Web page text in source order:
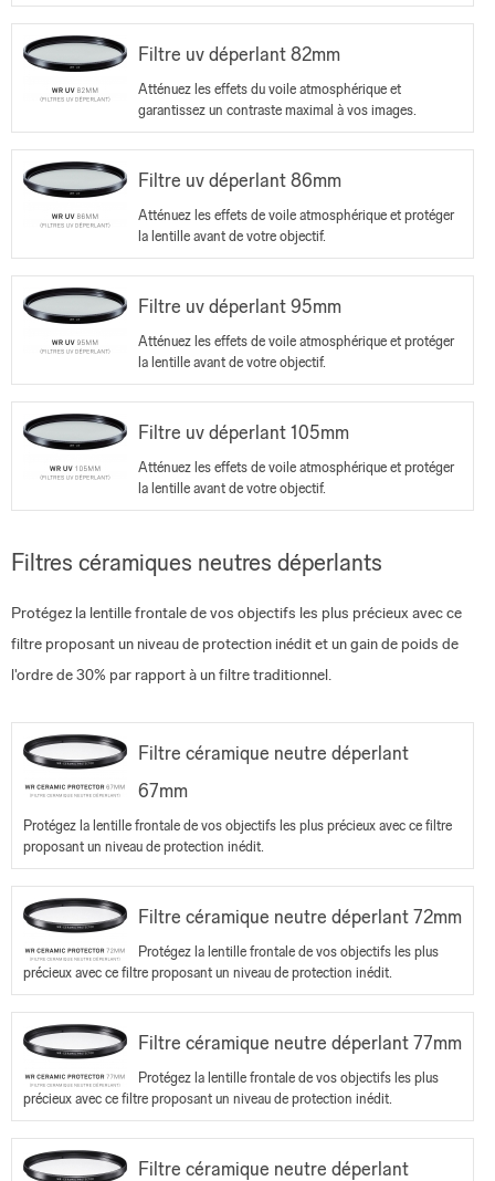
Filtre uv déperlant 82mm
Atténuez les effets du voile atmosphérique et
garantissez un contraste maximal à vos images.
Filtre uv déperlant 86mm
Atténuez les effets de voile atmosphérique et protéger
la lentille avant de votre objectif.
Filtre uv déperlant 95mm
Atténuez les effets de voile atmosphérique et protéger
la lentille avant de votre objectif.
Filtre uv déperlant 105mm
Atténuez les effets de voile atmosphérique et protéger
la lentille avant de votre objectif.
Filtres céramiques neutres déperlants
Protégez la lentille frontale de vos objectifs les plus précieux avec ce
filtre proposant un niveau de protection inédit et un gain de poids de
l'ordre de 30% par rapport à un filtre traditionnel.
Filtre céramique neutre déperlant
67mm
Protégez la lentille frontale de vos objectifs les plus précieux avec ce filtre
proposant un niveau de protection inédit.
Filtre céramique neutre déperlant 72mm
Protégez la lentille frontale de vos objectifs les plus
précieux avec ce filtre proposant un niveau de protection inédit.
Filtre céramique neutre déperlant 77mm
Protégez la lentille frontale de vos objectifs les plus
précieux avec ce filtre proposant un niveau de protection inédit.
Filtre céramique neutre déperlant